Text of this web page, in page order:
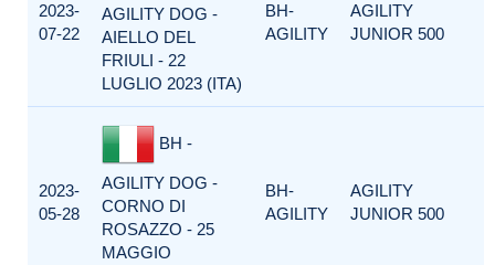
2023-
07-22
AGILITY DOG -
AIELLO DEL
FRIULI - 22
LUGLIO 2023 (ITA)
BH-
AGILITY
AGILITY
JUNIOR 500
2023-
05-28
BH -
AGILITY DOG -
CORNO DI
ROSAZZO - 25
MAGGIO
BH-
AGILITY
AGILITY
JUNIOR 500